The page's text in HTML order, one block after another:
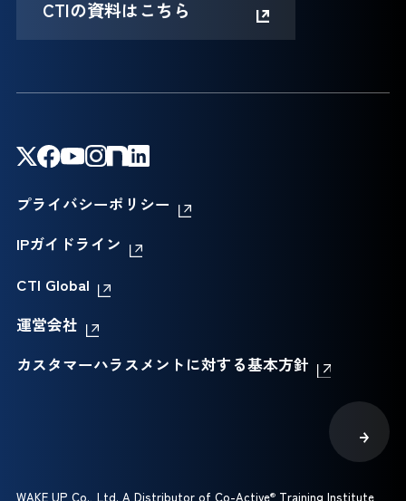
CTIの資料はこちら
プライバシーポリシー
IPガイドライン
CTI Global
運営会社
カスタマーハラスメントに対する基本方針
WAKE UP Co., Ltd. A Distributor of Co-Active®Training Institute